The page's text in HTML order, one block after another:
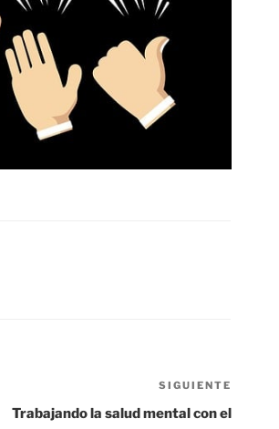
entrada
SIGUIENTE
Trabajando la salud mental con el